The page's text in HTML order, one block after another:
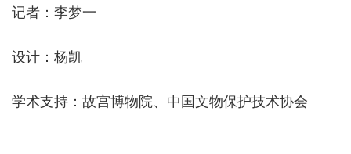
记者：李梦一
设计：杨凯
学术支持：故宫博物院、中国文物保护技术协会